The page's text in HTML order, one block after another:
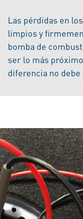
Las pérdidas en
limpios y
bomba de
ser lo más
diferencia no